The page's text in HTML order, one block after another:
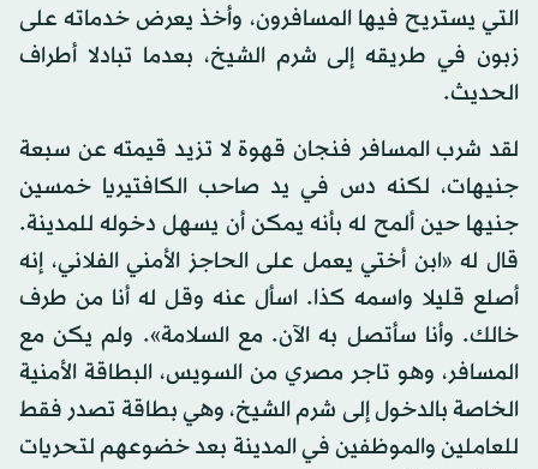
التي يستريح فيها المسافرون، وأخذ يعرض خدماته على
زبون في طريقه إلى شرم الشيخ، بعدما تبادلا أطراف
الحديث.
لقد شرب المسافر فنجان قهوة لا تزيد قيمته عن سبعة
جنيهات، لكنه دس في يد صاحب الكافتيريا خمسين
جنيها حين ألمح له بأنه يمكن أن يسهل دخوله للمدينة.
قال له «ابن أختي يعمل على الحاجز الأمني الفلاني، إنه
أصلع قليلا واسمه كذا. اسأل عنه وقل له أنا من طرف
خالك. وأنا سأتصل به الآن. مع السلامة». ولم يكن مع
المسافر، وهو تاجر مصري من السويس، البطاقة الأمنية
الخاصة بالدخول إلى شرم الشيخ، وهي بطاقة تصدر فقط
للعاملين والموظفين في المدينة بعد خضوعهم لتحريات